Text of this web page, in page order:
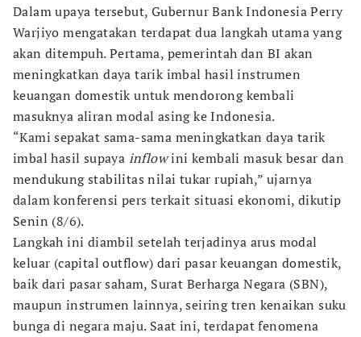
Dalam upaya tersebut, Gubernur Bank Indonesia Perry
Warjiyo mengatakan terdapat dua langkah utama yang
akan ditempuh. Pertama, pemerintah dan BI akan
meningkatkan daya tarik imbal hasil instrumen
keuangan domestik untuk mendorong kembali
masuknya aliran modal asing ke Indonesia.
“Kami sepakat sama-sama meningkatkan daya tarik
imbal hasil supaya inflowini kembali masuk besar dan
mendukung stabilitas nilai tukar rupiah,” ujarnya
dalam konferensi pers terkait situasi ekonomi, dikutip
Senin (8/6).
Langkah ini diambil setelah terjadinya arus modal
keluar (capital outflow) dari pasar keuangan domestik,
baik dari pasar saham, Surat Berharga Negara (SBN),
maupun instrumen lainnya, seiring tren kenaikan suku
bunga di negara maju. Saat ini, terdapat fenomena